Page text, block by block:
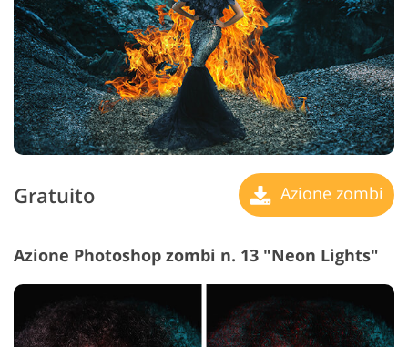
Gratuito Azione zombi
Azione Photoshop zombi n. 13 "Neon Lights"